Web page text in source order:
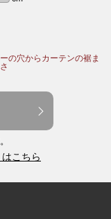
の穴からカーテンの裾ま
こちら